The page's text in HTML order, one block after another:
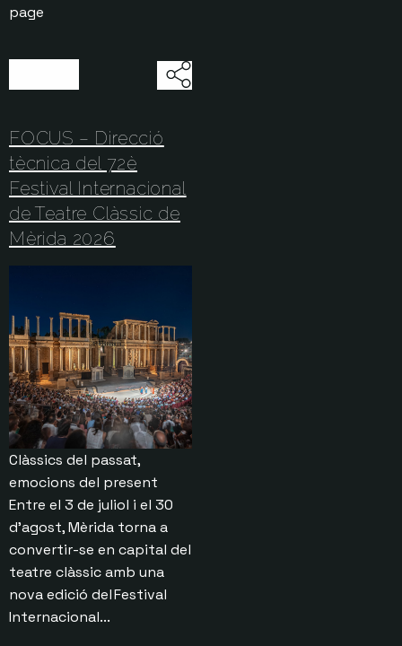
page
FOCUS – Direcció
tècnica del 72è
Festival Internacional
de Teatre Clàssic de
Mèrida 2026
Clàssics del passat,
emocions del present
Entre el 3 de juliol i el 30
d’agost, Mèrida torna a
convertir-se en capital del
teatre clàssic amb una
nova edició del Festival
Internacional...